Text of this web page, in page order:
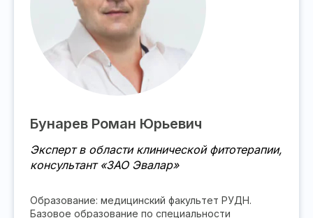
Бунарев Роман Юрьевич
Эксперт в области клинической фитотерапии,
консультант «ЗАО Эвалар»
Образование: медицинский факультет РУДН.
Базовое образование по специальности